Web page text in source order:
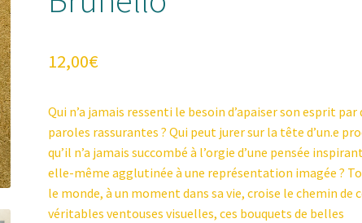
12,00€
Qui n’a jamais ressenti le besoin d’apaiser son esprit par
paroles rassurantes ? Qui peut jurer sur la tête d’un.e
qu’il n’a jamais succombé à l’orgie d’une pensée
elle-même agglutinée à une représentation imagée ?
le monde, à un moment dans sa vie, croise le chemin de
véritables ventouses visuelles, ces bouquets de belles